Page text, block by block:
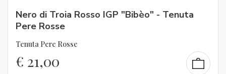
Nero di Troia Rosso IGP "Bibèo" - Tenuta
Pere Rosse
Tenuta Pere Rosse
€ 21,00